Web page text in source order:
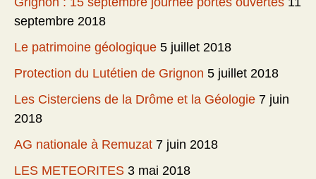
septembre 2018
Le patrimoine géologique 5 juillet 2018
Protection du Lutétien de Grignon 5 juillet 2018
Les Cisterciens de la Drôme et la Géologie 7 juin
2018
AG nationale à Remuzat 7 juin 2018
LES METEORITES 3 mai 2018